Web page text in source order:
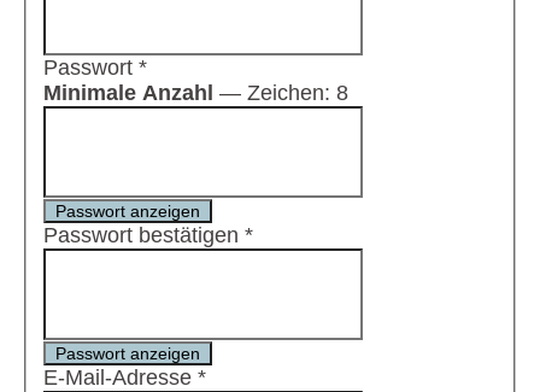
Passwort*
Minimale Anzahl — Zeichen: 8
Passwort anzeigen
Passwort bestätigen *
Passwort anzeigen
E-Mail-Adresse*